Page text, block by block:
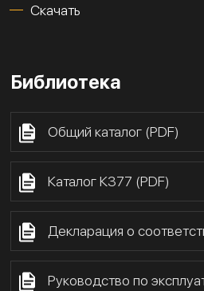
Скачать
Библиотека
Общий каталог (PDF)
Каталог К377 (PDF)
Декларация о
Руководство по